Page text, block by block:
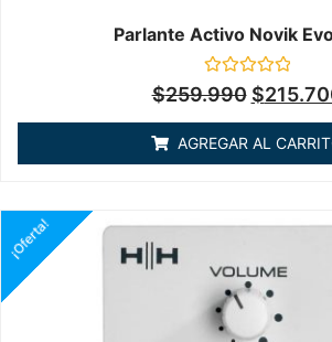
Parlante Activo Novik
Valorado
en
de
5
$259.990 $
AGREGAR AL
¡Oferta!